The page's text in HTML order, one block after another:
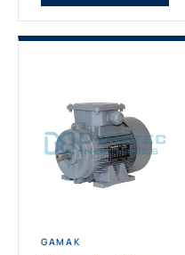
GAMAK